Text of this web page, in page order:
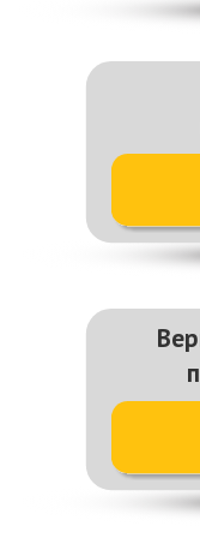
политологами,
образования. Здесь
политику и основные
году МИСК
часов
выступили для
права
дезинформация и
система, бизнес и
традиции, выборы,